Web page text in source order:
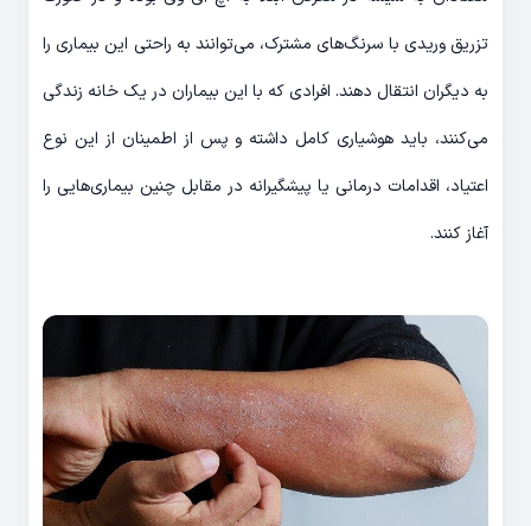
تزریق وریدی با سرنگ‌های مشترک، می‌توانند به راحتی این بیماری‌ را
به دیگران انتقال دهند. افرادی که با این بیماران در یک خانه زندگی
می‌کنند، باید هوشیاری کامل داشته و پس از اطمینان از این نوع
اعتیاد، اقدامات درمانی یا پیشگیرانه در مقابل چنین بیماری‌هایی را
آغاز کنند.